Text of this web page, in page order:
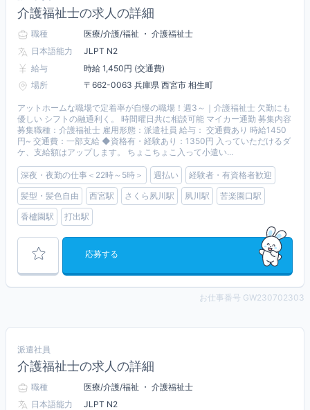
介護福祉士の求人の詳細
職種
医療/介護/福祉 ・ 介護福祉士
日本語能力
JLPT N2
給与
時給 1,450円 (交通費)
場所
〒662-0063 兵庫県 西宮市 相生町
アットホームな職場で定着率が自慢の職場！週3～｜介護福祉士 欠勤にも
優しい シフトの融通利く。 時間曜日共に相談可能 マイカー通勤 募集内容
募集職種：介護福祉士 雇用形態：派遣社員 給与： 交通費あり 時給1450
円~ 交通費：一部支給 ◆資格有・経験あり：1350円 入っていただけるダ
ケ、支給額はアップします。 ちょこちょこ入って小遣い...
深夜・夜勤の仕事＜22時～5時＞ 週払い
経験者・有資格者歓迎
髪型・髪色自由
西宮駅 さくら夙川駅 夙川駅
苦楽園口駅
香櫨園駅
打出駅
応募する
お仕事番号 GW230702303
派遣社員
介護福祉士の求人の詳細
職種
医療/介護/福祉 ・ 介護福祉士
日本語能力
JLPT N2